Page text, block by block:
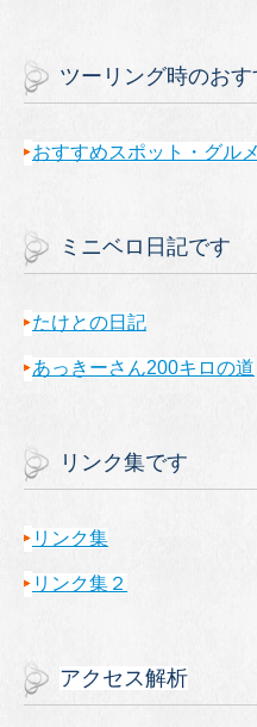
ツーリング時のおす
おすすめスポット・グルメ
ミニベロ日記です
たけとの日記
あっきーさん200キロの道
リンク集です
リンク集
リンク集２
アクセス解析